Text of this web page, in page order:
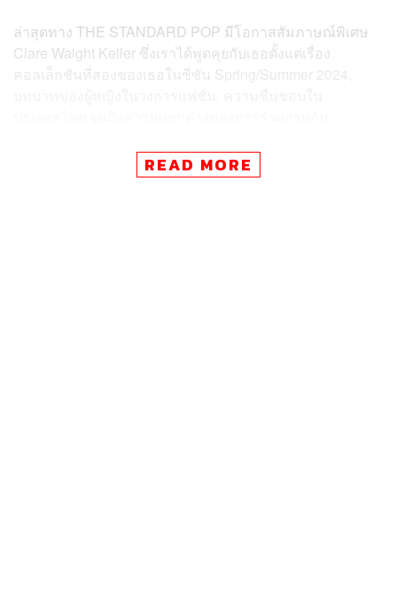
ล่าสุดทาง THE STANDARD POP มีโอกาสสัมภาษณ์พิเศษ
Clare Waight Keller ซึ่งเราได้พูดคุยกับเธอตั้งแต่เรื่อง
คอลเล็กชันที่สองของเธอในซีซัน Spring/Summer 2024,
READ MORE